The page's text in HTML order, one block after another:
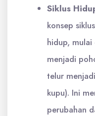
Siklus
konsep
hidup,
menjadi
telur
kupu). Ini
perubahan